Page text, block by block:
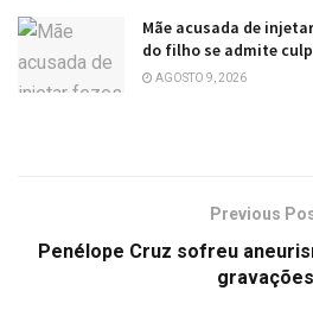
Mãe acusada de
do filho se admite
AGOSTO 9, 2026
Previous
Penélope Cruz sofreu
gravações